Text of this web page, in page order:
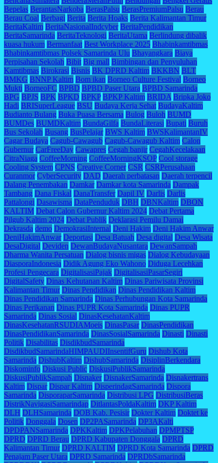
Bepelas BerantasNarkoba BerasPalsu BerasPremiumPalsu Berau
Berau Coal Berbagi Berita Berita Hoaks Berita Kalimantan Timur
BeritaKaltim BeritaNasionalIndcyber BeritaPendidikan
BeritaSamarinda BeritaTeknologi BeritaUtama Berlindung dibalik
kuasa hukum Bermanfaat Best Workplace 2025 Bhabinkamtibmas
Bhabinkamtibmas Polsek Samarinda Ulu Bhayangkara Biaya
Perpisahan Sekolah Bibit Big mall Bimbingan dan Penyuluhan
Kamtibmas Birokrasi Bisnis BK DPRD Kaltim BKKBN BLT
BMKG BNNP Kaltim Bom ikan Borneo Culture Festival Borneo
Mukti BorneoFC BPBD BPBD Paser Utara BPBD Samarinda
BPG BPJS BPK BPKD BPKP BPKP Kaltim BRIDA Bripka Joko
Hadi BRISuperLeague BSU Budaya Kerja Sehat BudayaKaltim
Budianto Bulang Buka Puasa Bersama Bulog Buloh BUMD
BUMDes BUMDKaltim BundaGilfa BundaLiterasi Bupati Buruh
Bus Sekolah Busang BusPelajar BWS Kaltim BWSKalimantanIV
Cagar Budaya Cagub-Cawagub Cagub-Cawagub Kaltim Calon
Gubernur CarFreeDay Cawapres Cegah banjir CegahKecelakaan
CitraNiaga CoffeeMorning CoffeeMorningKSOP Cool storage
Cooling System CPNS Creative Corner CSR CSRPerusahaan
Curanmor CyberSecurity DAD Daerah perbatasan Daerah terpencil
Dalang Penembakan Damkar Damkar kota Samarinda Dampak
Tambang Dana Fiskal DanaTransfer Dapil IV Darlis Darlis
Pattalongi Dasawisma DataPenduduk DBH DBNKaltim DBON
KALTIM Debat Calon Gubernur Kaltim 2024 Debat Pertama
Pilgub Kaltim 2024 Debat Publik Deklarasi Pemilu Damai
Dekrasda demo DemokrasiInternal Deni Hakim Deni Hakim Anwar
DeniHakimAnwar Deportasi Desa Batuah Desa digital Desa Wisata
DesaDigital Deviden DewanBudayaNusantara DewanSampah
Dharma Wanita Persatuan Dialog bisnis migas Dialog Kebudayaan
DiasporaIndonesia Didik Agung Eko Wahono Diduga Lecehkan
Profesi Pengecara DigitalisasiPajak DigitalisasiPasarSegiri
DigitalSafety Dinas Kehutanan Kaltim Dinas Pariwisata Provinsi
Kalimantan Timur Dinas Pendidikan Dinas Pendidikan Kaltim
Dinas Pendidikan Samarinda Dinas Perhubungan Kota Samarinda
Dinas Perikanan Dinas PUPR Kota Samarinda Dinas PUPR
Samarinda Dinas Sosial DinasKesehatanKaltim
DinasKesehatanRSUDIAMoeis DinasPasar DinasPendidikan
DinasPendidikanSamarinda DinasSosialSamarinda Dinasti Dinasti
Politik Disabilitas DisdikbudSamarinda
DisdikbudSamarindaHIMPAUDIInsentifGuru Dishub Kota
Samarinda DishubKaltim DishubSamarinda DisiplinBerkendara
Diskominfo Diskusi Public DiskusiPublikSamarinda
DiskusiPublikSampah Disnaker DisnakerSamarinda Disnakertrans
Kaltim Dispar Dispar Kaltim DisperindagSamarinda Dispora
Samarinda DisporaparSamarinda Distribusi LPG DistribusiBeras
DistrikNavigasiSamarindap DitlantasPoldaKaltim DKP Kaltim
DLH DLHSamarinda DOB Kab. Pesisir Dokter Kaltim Doktet ke
Politik Donggala Dosen DP2PASamarinda DP3AKalti
DPDPANSamarinda DPKKaltim DPKPelabuhan DPMPTSP
DPRD DPRD Berau DPRD Kabupaten Donggala DPRD
Kalimantan Timur DPRD KALTIM DPRD Kota Samarinda DPRD
Penajam Paser Utara DPRD Samarinda DPRDbSamarinda